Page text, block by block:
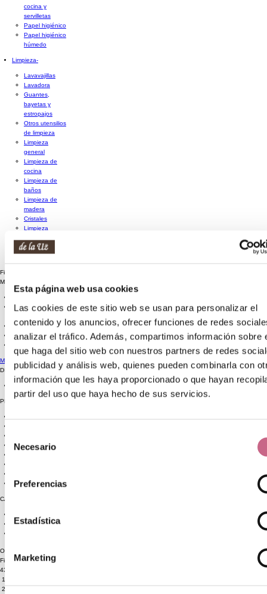
Esta página web usa cookies
Las cookies de este sitio web se usan para personalizar el
contenido y los anuncios, ofrecer funciones de redes
analizar el tráfico. Además, compartimos información sobre
que haga del sitio web con nuestros partners de redes
publicidad y análisis web, quienes pueden combinarla con
información que les haya proporcionado o que hayan
partir del uso que haya hecho de sus servicios.
Selección
de
consentimiento
Necesario
Preferencias
Estadística
Marketing
cocina y
servilletas
Papel higiénico
Papel higiénico
húmedo
Limpieza-
Lavavajillas
Lavadora
Guantes,
bayetas y
estropajos
Otros utensilios
de limpieza
Limpieza
general
Limpieza de
cocina
Limpieza de
baños
Limpieza de
madera
Cristales
Limpieza
Bolsas de
Filtro de Búsqueda
Marca
HOGAR Y
BRIFLOR (3)
FAIRY(8)
Más marcas
DISPONIBILIDAD
(426)
PROMOCIONES
CARACTERISTICAS
Ordenar por:
Filtrar productos
430 Artículos
1
2